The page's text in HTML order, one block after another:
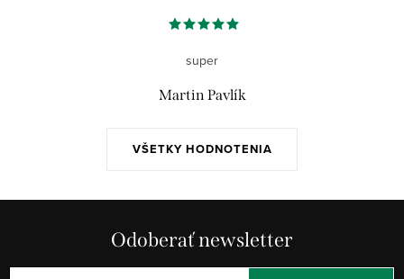
VŠETKY HODNOTENIA
super
Martin Pavlík
Odoberať newsletter